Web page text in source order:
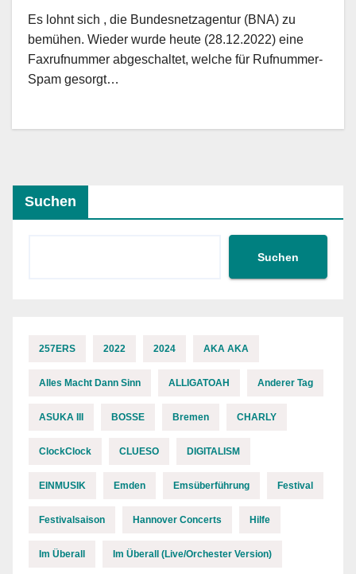
Es lohnt sich , die Bundesnetzagentur (BNA) zu
bemühen. Wieder wurde heute (28.12.2022) eine
Faxrufnummer abgeschaltet, welche für Rufnummer-
Spam gesorgt…
Suchen
Suchen
257ERS 2022 2024 AKA AKA
Alles Macht Dann Sinn ALLIGATOAH Anderer Tag
ASUKA III BOSSE Bremen CHARLY
ClockClock CLUESO DIGITALISM
EINMUSIK Emden Emsüberführung Festival
Festivalsaison Hannover Concerts Hilfe
Im Überall Im Überall (Live/Orchester Version)